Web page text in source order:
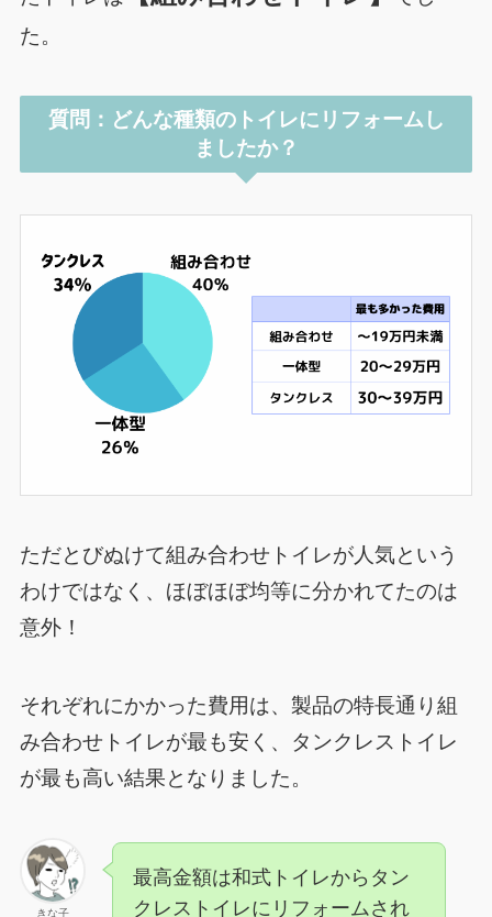
た。
質問：どんな種類のトイレにリフォームし
ましたか？
ただとびぬけて組み合わせトイレが人気という
わけではなく、ほぼほぼ均等に分かれてたのは
意外！
それぞれにかかった費用は、製品の特長通り組
み合わせトイレが最も安く、タンクレストイレ
が最も高い結果となりました。
きな子
最高金額は和式トイレからタン
クレストイレにリフォームされ